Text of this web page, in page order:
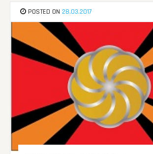
POSTED ON 28.03.2017